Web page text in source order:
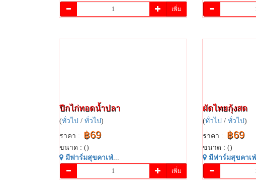
เพิ่ม
ปีกไก่ทอดน้ำปลา
(ทั่วไป / ทั่วไป)
ราคา : ฿69
ขนาด : ()
มี​ฟาร์​มสุข​คาเฟ่​ ...
เพิ่ม
ผัดไทยกุ้ง​สด​
(ทั่วไป / ทั่วไป)
ราคา : ฿69
ขนาด : ()
มี​ฟาร์​มสุข​คาเฟ่​